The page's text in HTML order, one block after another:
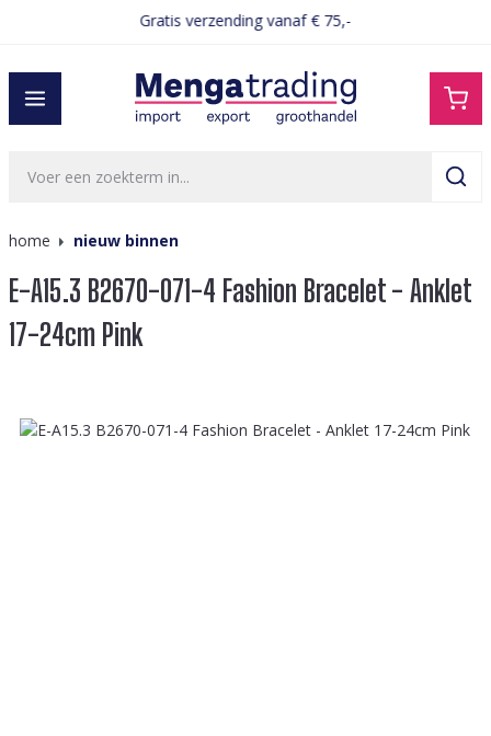
Gratis verzending vanaf € 75,-
home nieuw binnen
E-A15.3 B2670-071-4 Fashion Bracelet - Anklet
17-24cm Pink
Afbeeldingengalerij overslaan